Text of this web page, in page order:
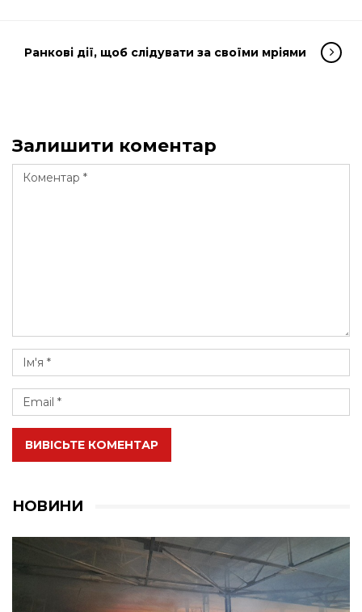
Ранкові дії, щоб слідувати за своїми мріями
Залишити коментар
ВИВІСЬТЕ КОМЕНТАР
НОВИНИ